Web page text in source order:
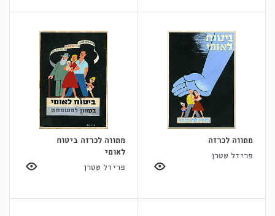
מתווה לכרזה
פרידל שטרן
מתווה לכרזה ביטוח
לאומי
פרידל שטרן